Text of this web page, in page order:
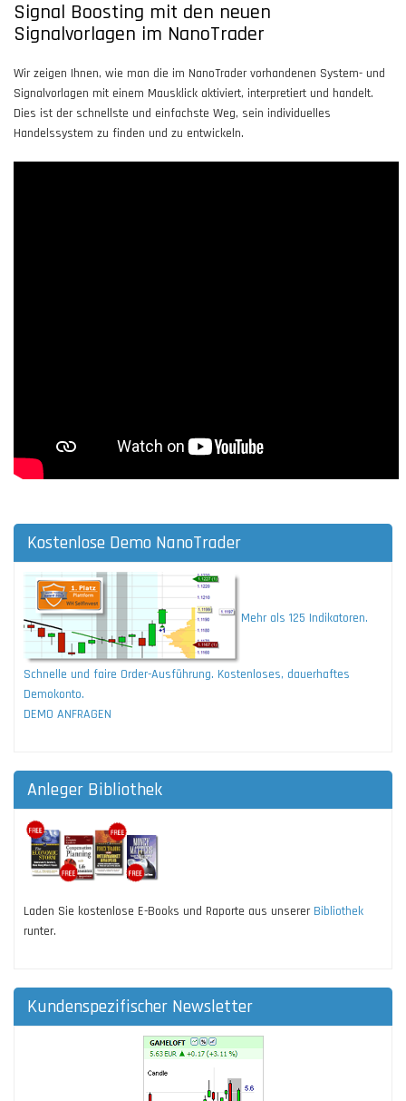
Signal Boosting mit den neuen
Signalvorlagen im NanoTrader
Wir zeigen Ihnen, wie man die im NanoTrader vorhandenen System- und
Signalvorlagen mit einem Mausklick aktiviert, interpretiert und handelt.
Dies ist der schnellste und einfachste Weg, sein individuelles
Handelssystem zu finden und zu entwickeln.
Kostenlose Demo NanoTrader
Mehr als 125 Indikatoren.
Schnelle und faire Order-Ausführung. Kostenloses, dauerhaftes
Demokonto.
DEMO ANFRAGEN
Anleger Bibliothek
Laden Sie kostenlose E-Books und Raporte aus unserer Bibliothek
runter.
Kundenspezifischer Newsletter